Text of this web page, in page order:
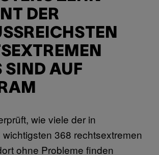
DER
SIND AUF
wie viele der in
368 rechtsextremen
ohne Probleme finden